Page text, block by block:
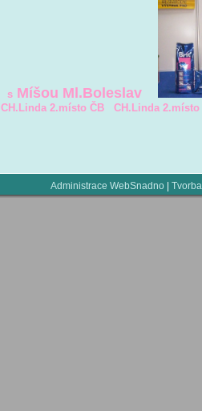
s Míšou Ml.Boleslav
CH.Linda 2.místo ČB CH.Linda
Administrace WebSnadno |